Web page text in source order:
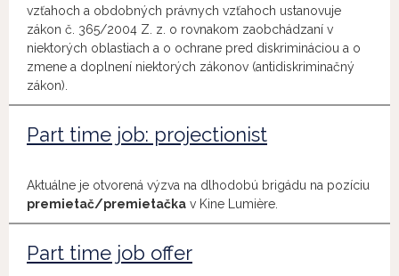
vzťahoch a obdobných právnych vzťahoch ustanovuje
zákon č. 365/2004 Z. z. o rovnakom zaobchádzaní v
niektorých oblastiach a o ochrane pred diskrimináciou a o
zmene a doplnení niektorých zákonov (antidiskriminačný
zákon).
Part time job: projectionist
Aktuálne je otvorená výzva na dlhodobú brigádu na pozíciu
premietač/premietačka v Kine Lumière.
Part time job offer